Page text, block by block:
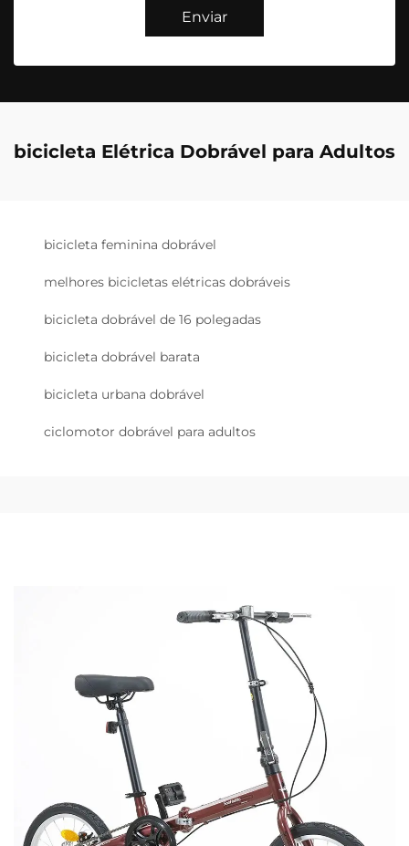
Enviar
bicicleta Elétrica Dobrável para Adultos
bicicleta feminina dobrável
melhores bicicletas elétricas dobráveis
bicicleta dobrável de 16 polegadas
bicicleta dobrável barata
bicicleta urbana dobrável
ciclomotor dobrável para adultos